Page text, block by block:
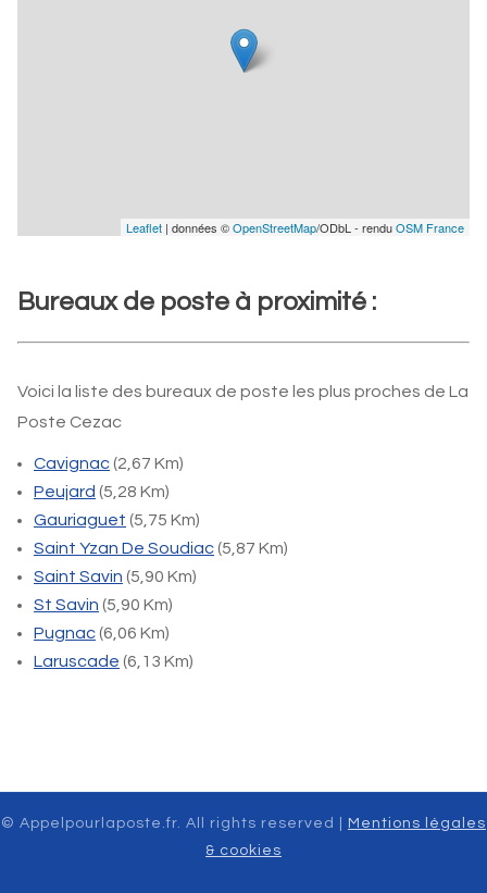
Leaflet | données ©OpenStreetMap/ODbL - renduOSM France
Bureaux de poste à proximité :
Voici la liste des bureaux de poste les plus proches de La
Poste Cezac
Cavignac(2,67 Km)
Peujard (5,28 Km)
Gauriaguet (5,75 Km)
Saint Yzan De Soudiac(5,87 Km)
Saint Savin (5,90 Km)
St Savin (5,90 Km)
Pugnac(6,06 Km)
Laruscade (6,13 Km)
© Appelpourlaposte.fr. All rights reserved |
Mentions légales
& cookies